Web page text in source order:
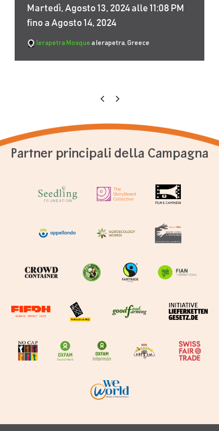
Martedì, Agosto 13, 2024 alle 11:08 PM
fino a Agosto 14, 2024
Ierapetra Mosque a Ierapetra, Greece
Partner principali della Campagna